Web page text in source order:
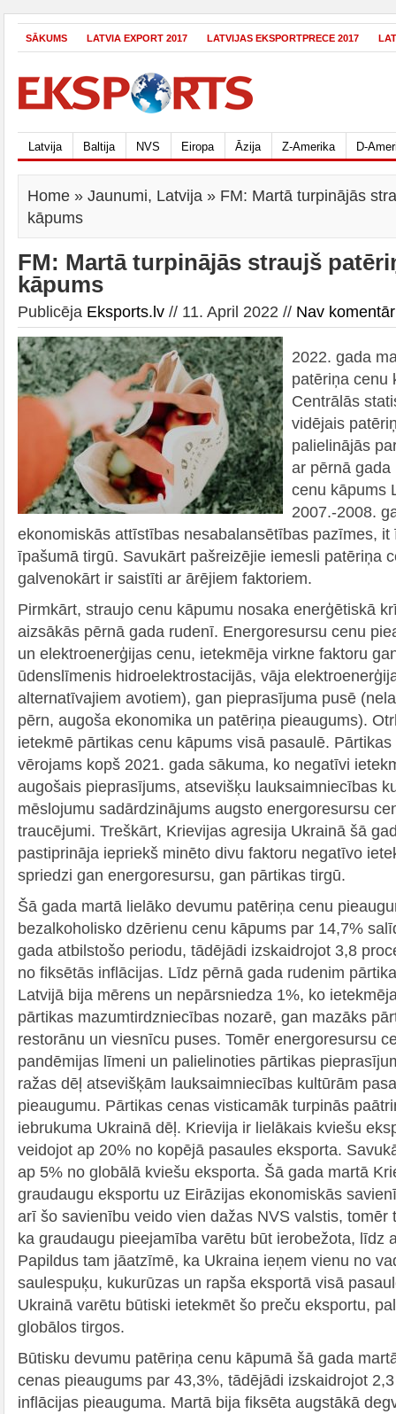
SĀKUMS LATVIA EXPORT 2017 LATVIJAS EKSPORTPRECE 2017
Latvija Baltija NVS Eiropa Āzija Z-Amerika D-
Home » Jaunumi, Latvija » FM: Martā turpinājās
kāpums
FM: Martā turpinājās straujš
kāpums
Publicēja Eksports.lv // 11. April 2022 // Nav
2022. gada
patēriņa cenu
Centrālās
vidējais
palielinājās
ar pērnā
cenu kāpums
2007.-2008.
ekonomiskās attīstības nesabalansētības pazīmes, it
īpašumā tirgū. Savukārt pašreizējie iemesli patēriņa
galvenokārt ir saistīti ar ārējiem faktoriem.
Pirmkārt, straujo cenu kāpumu nosaka enerģētiskā
aizsākās pērnā gada rudenī. Energoresursu cenu
un elektroenerģijas cenu, ietekmēja virkne faktoru
ūdenslīmenis hidroelektrostacijās, vāja
alternatīvajiem avotiem), gan pieprasījuma pusē
pērn, augoša ekonomika un patēriņa pieaugums).
ietekmē pārtikas cenu kāpums visā pasaulē.
vērojams kopš 2021. gada sākuma, ko negatīvi
augošais pieprasījums, atsevišķu lauksaimniecības
mēslojumu sadārdzinājums augsto energoresursu
traucējumi. Treškārt, Krievijas agresija Ukrainā šā
pastiprināja iepriekš minēto divu faktoru negatīvo
spriedzi gan energoresursu, gan pārtikas tirgū.
Šā gada martā lielāko devumu patēriņa cenu
bezalkoholisko dzērienu cenu kāpums par 14,7%
gada atbilstošo periodu, tādējādi izskaidrojot 3,8
no fiksētās inflācijas. Līdz pērnā gada rudenim
Latvijā bija mērens un nepārsniedza 1%, ko
pārtikas mazumtirdzniecības nozarē, gan mazāks
restorānu un viesnīcu puses. Tomēr energoresursu
pandēmijas līmeni un palielinoties pārtikas
ražas dēļ atsevišķām lauksaimniecības kultūrām
pieaugumu. Pārtikas cenas visticamāk turpinās
iebrukuma Ukrainā dēļ. Krievija ir lielākais kviešu
veidojot ap 20% no kopējā pasaules eksporta.
ap 5% no globālā kviešu eksporta. Šā gada martā
graudaugu eksportu uz Eirāzijas ekonomiskās
arī šo savienību veido vien dažas NVS valstis, tomēr
ka graudaugu pieejamība varētu būt ierobežota, līdz
Papildus tam jāatzīmē, ka Ukraina ieņem vienu no
saulespuķu, kukurūzas un rapša eksportā visā
Ukrainā varētu būtiski ietekmēt šo preču eksportu,
globālos tirgos.
Būtisku devumu patēriņa cenu kāpumā šā gada
cenas pieaugums par 43,3%, tādējādi izskaidrojot
inflācijas pieauguma. Martā bija fiksēta augstākā